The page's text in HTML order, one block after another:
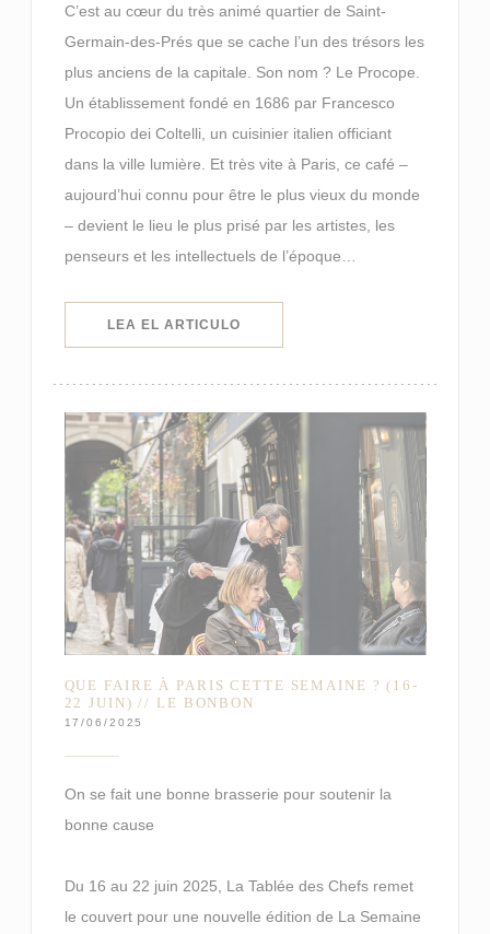
C’est au cœur du très animé quartier de Saint-
Germain-des-Prés que se cache l’un des trésors les
plus anciens de la capitale. Son nom ? Le Procope.
Un établissement fondé en 1686 par Francesco
Procopio dei Coltelli, un cuisinier italien officiant
dans la ville lumière. Et très vite à Paris, ce café –
aujourd’hui connu pour être le plus vieux du monde
– devient le lieu le plus prisé par les artistes, les
penseurs et les intellectuels de l’époque…
LEA EL ARTICULO((ABRE EN UNA NUEVA
QUE FAIRE À PARIS CETTE SEMAINE ? (16-
22 JUIN) // LE BONBON
17/06/2025
On se fait une bonne brasserie pour soutenir la
bonne cause
Du 16 au 22 juin 2025, La Tablée des Chefs remet
le couvert pour une nouvelle édition de La Semaine